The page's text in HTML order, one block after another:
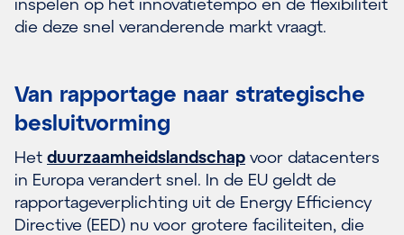
die deze snel veranderende markt vraagt.
Van rapportage naar strategische
besluitvorming
Het duurzaamheidslandschap voor datacenters
in Europa verandert snel. In de EU geldt de
rapportageverplichting uit de Energy Efficiency
Directive (EED) nu voor grotere faciliteiten, die